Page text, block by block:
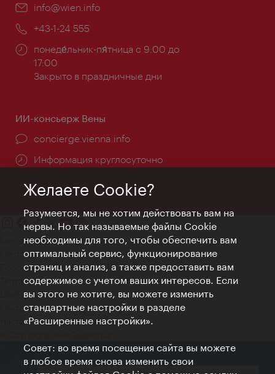
Эл.
info@wien.info
Телефон:
+43-1-24 555
Часы
работы:
понеде́льник-пя́тница с 9:00 до
17:00
Закрыто в праздничные дни
ИИ-консьерж Вены
concierge.vienna.info
Информация круглосуточно
Контакт
Credits
Положение о конфиденциальности
Terms of Use
Доступность
Контакты для прессы
Настройки файлов Cookie
Желаете Cookie?
Разумеется, мы не хотим действовать вам на
нервы. Но так называемые файлы Cookie
необходимы для того, чтобы обеспечить вам
оптимальный сервис, функционирование
страниц и анализ, а также предоставить вам
содержимое с учетом ваших интересов. Если
вы этого не хотите, вы можете изменить
стандартные настройки в разделе
«Расширенные настройки».
Совет: во время посещения сайта вы можете
в любое время снова изменить свои